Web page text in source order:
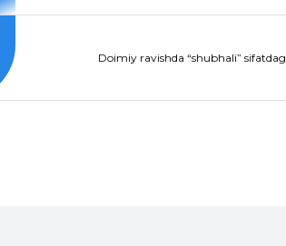
Doimiy ravishda “shubhali”